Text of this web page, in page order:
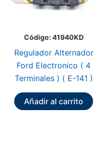
Código: 41940KD
Regulador Alternador
Ford Electronico ( 4
Terminales ) ( E-141 )
Añadir al carrito